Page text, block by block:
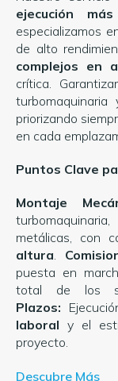
ejecución
especializamos
de alto
complejos en
crítica.
priorizando
en cada
Puntos Clave
Montaje
metálicas, con
altura.
puesta en
total de los
Plazos:
laboral y el
proyecto.
Descubre Más